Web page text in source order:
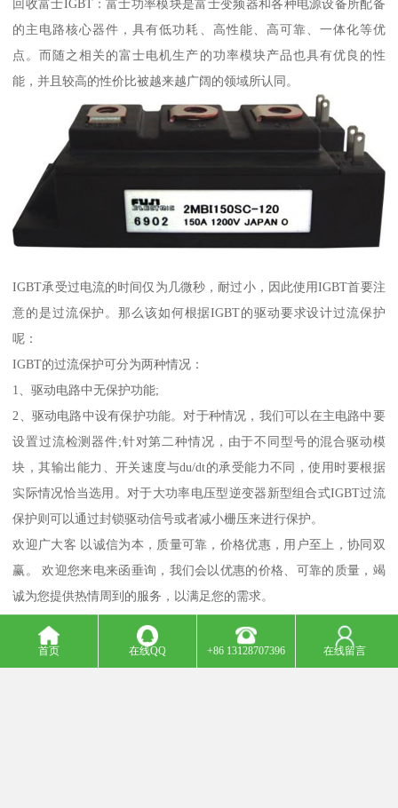
回收富士IGBT：富士功率模块是富士变频器和各种电源设备所配备
的主电路核心器件，具有低功耗、高性能、高可靠、一体化等优
点。而随之相关的富士电机生产的功率模块产品也具有优良的性
能，并且较高的性价比被越来越广阔的领域所认同。
IGBT承受过电流的时间仅为几微秒，耐过小，因此使用IGBT首要注
意的是过流保护。那么该如何根据IGBT的驱动要求设计过流保护
呢：
IGBT的过流保护可分为两种情况：
1、驱动电路中无保护功能;
2、驱动电路中设有保护功能。对于种情况，我们可以在主电路中要
设置过流检测器件;针对第二种情况，由于不同型号的混合驱动模
块，其输出能力、开关速度与du/dt的承受能力不同，使用时要根据
实际情况恰当选用。对于大功率电压型逆变器新型组合式IGBT过流
保护则可以通过封锁驱动信号或者减小栅压来进行保护。
欢迎广大客 以诚信为本，质量可靠，价格优惠，用户至上，协同双
赢。 欢迎您来电来函垂询，我们会以优惠的价格、可靠的质量，竭
诚为您提供热情周到的服务，以满足您的需求。
首页 在线QQ +86 13128707396 在线留言